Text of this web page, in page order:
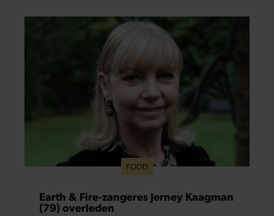
ze samen onder de mensen zijn.
FOOD
Earth & Fire-zangeres Jerney Kaagman
(79) overleden